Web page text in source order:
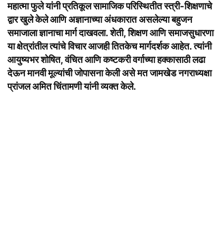
महात्मा फुले यांनी प्रतिकूल सामाजिक परिस्थितीत स्त्री-शिक्षणाचे
द्वार खुले केले आणि अज्ञानाच्या अंधकारात असलेल्या बहुजन
समाजाला ज्ञानाचा मार्ग दाखवला. शेती, शिक्षण आणि समाजसुधारणा
या क्षेत्रांतील त्यांचे विचार आजही तितकेच मार्गदर्शक आहेत. त्यांनी
आयुष्यभर शोषित, वंचित आणि कष्टकरी वर्गाच्या हक्कासाठी लढा
देऊन मानवी मूल्यांची जोपासना केली असे मत जामखेड नगराध्यक्षा
प्रांजल अमित चिंतामणी यांनी व्यक्त केले.